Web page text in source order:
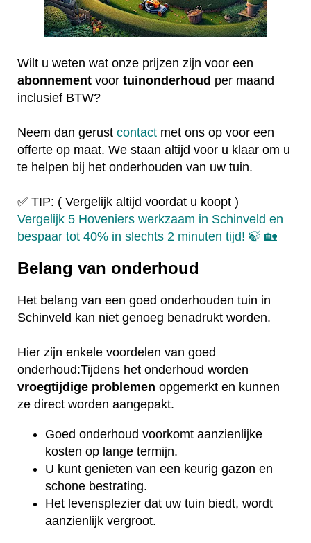
Wilt u weten wat onze prijzen zijn voor een
abonnement voor tuinonderhoud per maand
inclusief BTW?
Neem dan gerust contact met ons op voor een
offerte op maat. We staan altijd voor u klaar om u
te helpen bij het onderhouden van uw tuin.
✅ TIP: ( Vergelijk altijd voordat u koopt )
Vergelijk 5 Hoveniers werkzaam in Schinveld en
bespaar tot 40% in slechts 2 minuten tijd! 🍃 🏡
Belang van onderhoud
Het belang van een goed onderhouden tuin in
Schinveld kan niet genoeg benadrukt worden.
Hier zijn enkele voordelen van goed
onderhoud:Tijdens het onderhoud worden
vroegtijdige problemen opgemerkt en kunnen
ze direct worden aangepakt.
Goed onderhoud voorkomt aanzienlijke
kosten op lange termijn.
U kunt genieten van een keurig gazon en
schone bestrating.
Het levensplezier dat uw tuin biedt, wordt
aanzienlijk vergroot.